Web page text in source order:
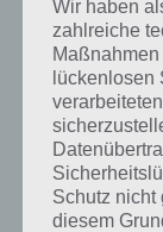
gibt es dazu zu
bestimmten
kurze
Ein Spieler ist ein
aktives Mitglied
aber auch eine
teilnimmt oder
aber auch
Wir haben
zahlreiche
lückenlosen
Schutz nicht
diesem